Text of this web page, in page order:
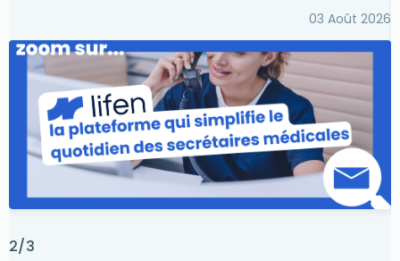
03 Août 2026
2/3